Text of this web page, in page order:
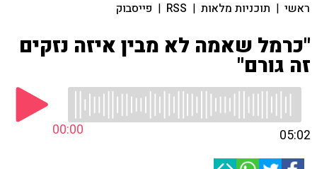
ראשי | תוכניות מלאות |
RSS
| פייסבוק
"כרמל שאמה לא מבין איזה נזקים
זה גורם"
00:00 05:02